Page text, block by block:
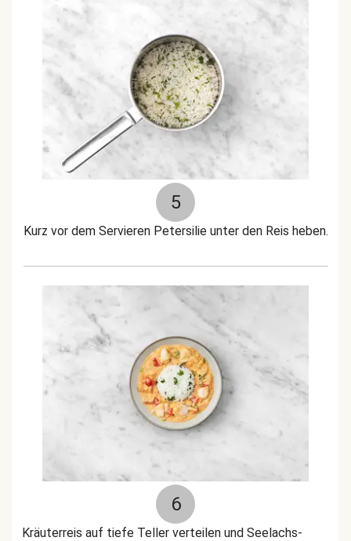
5
Kurz vor dem Servieren Petersilie unter den Reis heben.
6
Kräuterreis auf tiefe Teller verteilen und Seelachs-